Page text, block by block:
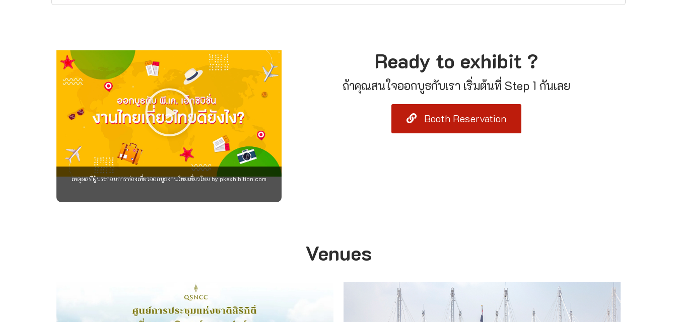
เหตุผลที่ผู้ประกอบการท่องเที่ยวออกบูธงานไทยเที่ยวไทย by pkexhibition.com
Ready to exhibit ?
ถ้าคุณสนใจออกบูธกับเรา เริ่มต้นที่ Step 1 กันเลย
Booth Reservation
Venues